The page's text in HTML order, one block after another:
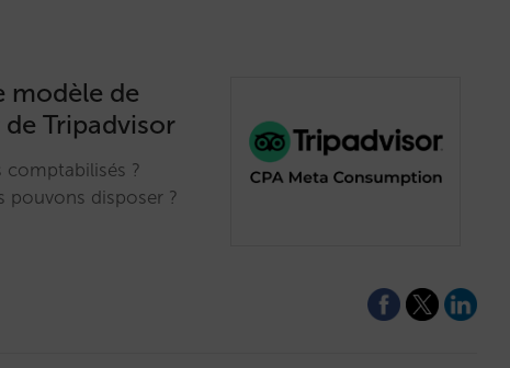
modèle de
Tripadvisor
?
pouvons disposer ?